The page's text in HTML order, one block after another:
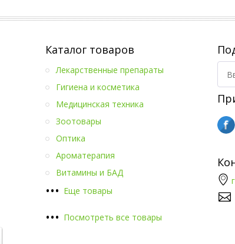
Каталог товаров
••• Еще товары
Лекарственные препараты
Гигиена и косметика
Медицинская техника
Зоотовары
Оптика
Ароматерапия
Витамины и БАД
••• Посмотреть все товары